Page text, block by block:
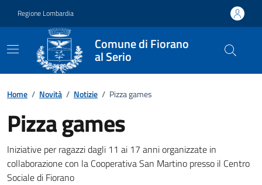
Regione Lombardia
Comune di Fiorano
al Serio
Home / Novità / Notizie / Pizza games
Pizza games
Dettagli della notizia
Iniziative per ragazzi dagli 11 ai 17 anni organizzate in
collaborazione con la Cooperativa San Martino presso il Centro
Sociale di Fiorano